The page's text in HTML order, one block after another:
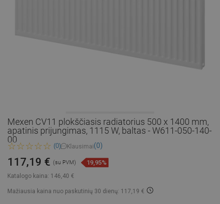
Mexen CV11 plokščiasis radiatorius 500 x 1400 mm,
apatinis prijungimas, 1115 W, baltas - W611-050-140-
00
(0) Klausimai(0)
Katalogo kaina: 146,40 €
117,19 € (su PVM) 19,95%
Mažiausia kaina nuo paskutinių 30 dienų: 117,19 €